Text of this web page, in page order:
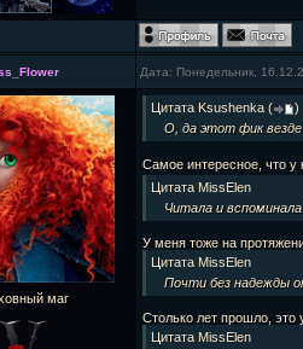
Дата: Понедельник,
маг
Цитата Ksushenka (
)
О, да этот фик везде
Самое интересное, что у
Цитата MissElen
Читала и
У меня тоже на
Цитата MissElen
Почти без надежды
Столько лет прошло, это
Цитата MissElen